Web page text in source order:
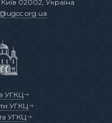
Київ 02002, Україна
УГКЦ
УГКЦ
УГКЦ